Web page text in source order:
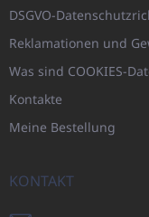
DSGVO-
Reklamationen und
Was sind COOKIES-
Kontakte
Meine Bestellung
KONTAKT